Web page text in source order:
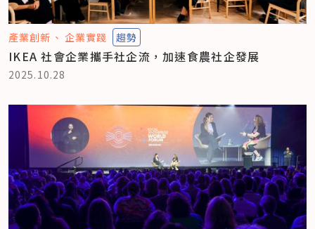
產業創新 企業實踐 趨勢
IKEA 社會企業攜手社企流，加速食農社企發展
2025.10.28